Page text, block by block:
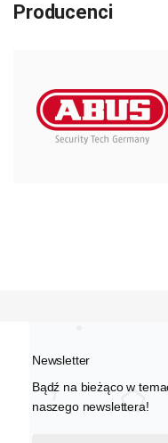
Producenci
Newsletter
Bądź na bieżąco w
naszego newslettera!